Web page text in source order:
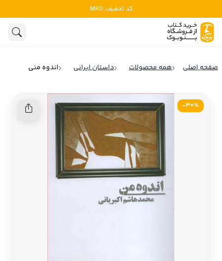
کد تخفیف: MRD
ادبیات
تاریخ و سیاست
ادبیات انگلیس
ادبیات فرانسه
ادبیات روسیه
ادبیات آمریکای لاتین
ادبیات ترکیه
صفحه اصلی همه محصولات داستان ایرانی اندوه منی
30٪-